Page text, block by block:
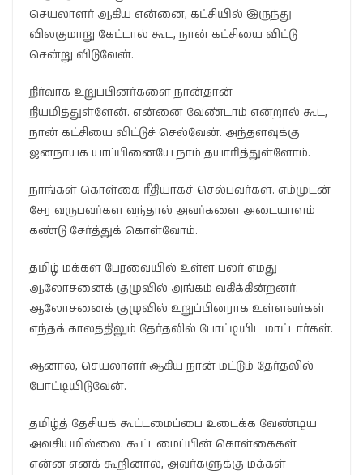
செயலாளர் ஆகிய என்னை, கட்சியில் இருந்து
விலகுமாறு கேட்டால் கூட, நான் கட்சியை விட்டு
சென்று விடுவேன்.
நிர்வாக உறுப்பினர்களை நான்தான்
நியமித்துள்ளேன். என்னை வேண்டாம் என்றால் கூட,
நான் கட்சியை விட்டுச் செல்வேன். அந்தளவுக்கு
ஜனநாயக யாப்பினையே நாம் தயாரித்துள்ளோம்.
நாங்கள் கொள்கை ரீதியாகச் செல்பவர்கள். எம்முடன்
சேர வருபவர்கள வந்தால் அவர்களை அடையாளம்
கண்டு சேர்த்துக் கொள்வோம்.
தமிழ் மக்கள் பேரவையில் உள்ள பலர் எமது
ஆலோசனைக் குழுவில் அங்கம் வகிக்கின்றனர்.
ஆலோசனைக் குழுவில் உறுப்பினராக உள்ளவர்கள்
எந்தக் காலத்திலும் தேர்தலில் போட்டியிட மாட்டார்கள்.
ஆனால், செயலாளர் ஆகிய நான் மட்டும் தேர்தலில்
போட்டியிடுவேன்.
தமிழ்த் தேசியக் கூட்டமைப்பை உடைக்க வேண்டிய
அவசியமில்லை. கூட்டமைப்பின் கொள்கைகள்
என்ன எனக் கூறினால், அவர்களுக்கு மக்கள்